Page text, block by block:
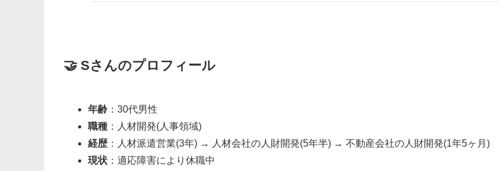
🤝 Sさんのプロフィール
年齢 ：30代男性
職種 ：人材開発(人事領域)
経歴 ：人材派遣営業(3年) → 人材会社の人財開発(5年半) → 不動産会社の人財開発(1年5ヶ月)
現状 ：適応障害により休職中